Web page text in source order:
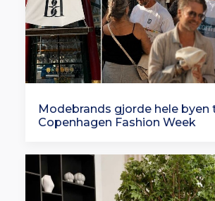
Modebrands gjorde hele byen
Copenhagen Fashion Week